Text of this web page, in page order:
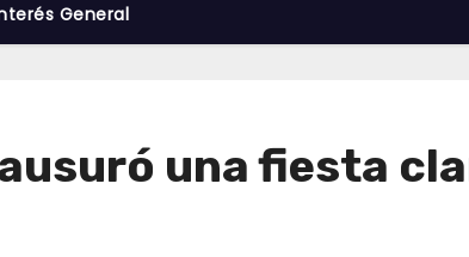
General
una fiesta